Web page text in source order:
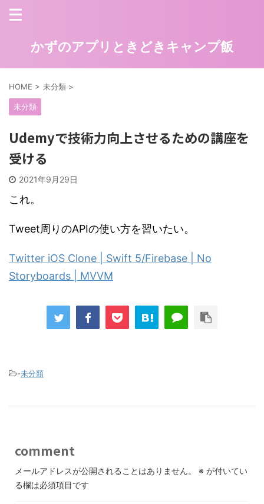
かずのアプリときどきキャンプ飯
HOME > 未分類 >
未分類
Udemyで技術力向上させるための講座を
受ける
2021年9月29日
これ。
Tweet周りのAPIの使い方を習いたい。
Twitter iOS Clone | Swift 5/Firebase | No
Storyboards | MVVM
-未分類
comment
メールアドレスが公開されることはありません。 ※ が付いてい
る欄は必須項目です